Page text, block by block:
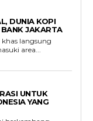
DUNIA KOPI
JAKARTA
langsung
area...
UNTUK
YANG